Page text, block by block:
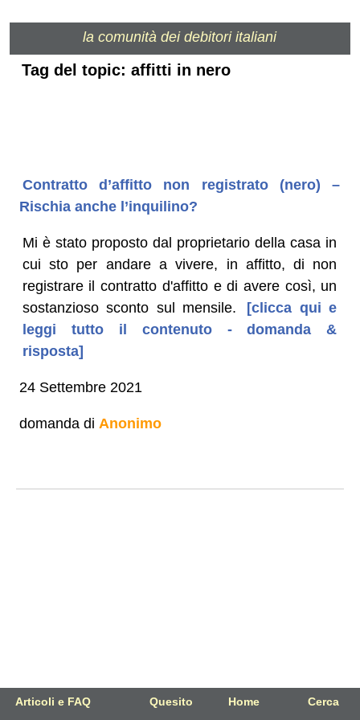
la comunità dei debitori italiani
Articoli e FAQ Quesito Home Cerca
Tag del topic: affitti in nero
Contratto d’affitto non registrato (nero) –
Rischia anche l’inquilino?
Mi è stato proposto dal proprietario della casa in
cui sto per andare a vivere, in affitto, di non
registrare il contratto d'affitto e di avere così, un
sostanzioso sconto sul mensile.
[clicca qui e
leggi tutto il contenuto - domanda &
risposta]
24 Settembre 2021
domanda di Anonimo